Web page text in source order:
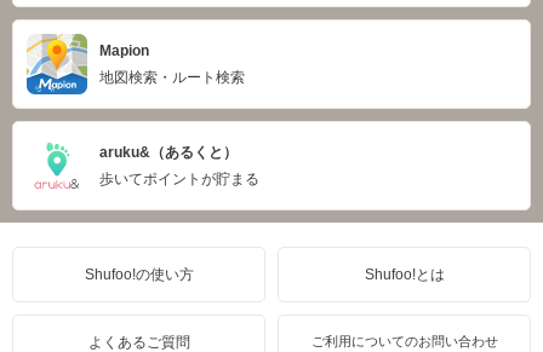
Mapion
地図検索・ルート検索
aruku&（あるくと）
歩いてポイントが貯まる
Shufoo!の使い方 Shufoo!とは
よくあるご質問 ご利用についてのお問い合わせ